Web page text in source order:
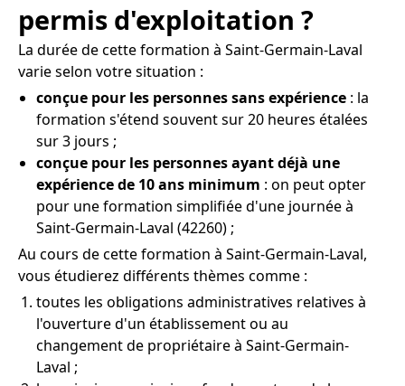
permis d'exploitation ?
La durée de cette formation à Saint-Germain-Laval
varie selon votre situation :
conçue pour les personnes sans expérience : la
formation s'étend souvent sur 20 heures étalées
sur 3 jours ;
conçue pour les personnes ayant déjà une
expérience de 10 ans minimum : on peut opter
pour une formation simplifiée d'une journée à
Saint-Germain-Laval (42260) ;
Au cours de cette formation à Saint-Germain-Laval,
vous étudierez différents thèmes comme :
toutes les obligations administratives relatives à
l'ouverture d'un établissement ou au
changement de propriétaire à Saint-Germain-
Laval ;